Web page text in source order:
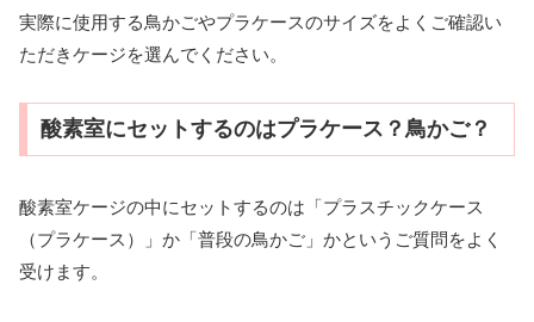
実際に使用する鳥かごやプラケースのサイズをよくご確認い
ただきケージを選んでください。
酸素室にセットするのはプラケース？鳥かご？
酸素室ケージの中にセットするのは「プラスチックケース
（プラケース）」か「普段の鳥かご」かというご質問をよく
受けます。